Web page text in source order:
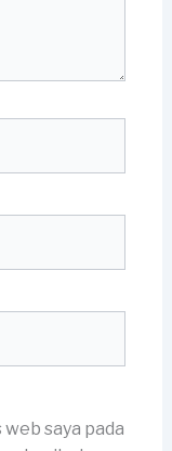
saya pada